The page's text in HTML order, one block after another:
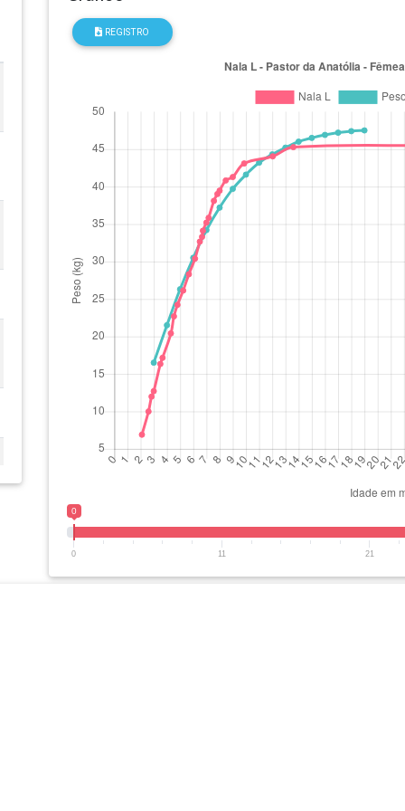
REGISTRO
0
0 11 21